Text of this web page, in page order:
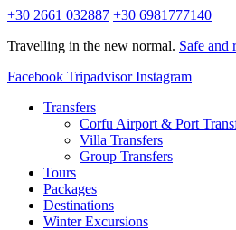
+30 2661 032887 +30 6981777140
Travelling in the new normal. Safe and
Facebook Tripadvisor Instagram
Transfers
Corfu Airport & Port
Villa Transfers
Group Transfers
Tours
Packages
Destinations
Winter Excursions